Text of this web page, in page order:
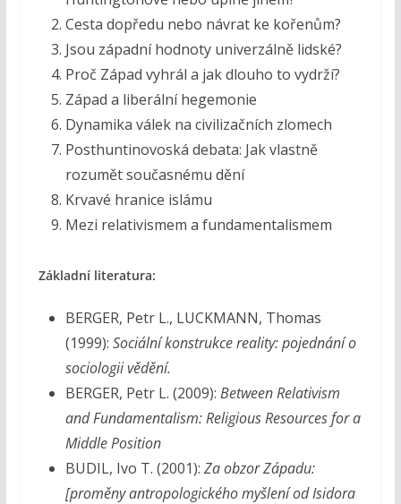
Cesta dopředu nebo návrat ke kořenům?
Jsou západní hodnoty univerzálně lidské?
Proč Západ vyhrál a jak dlouho to vydrží?
Západ a liberální hegemonie
Dynamika válek na civilizačních zlomech
Posthuntinovoská debata: Jak vlastně
rozumět současnému dění
Krvavé hranice islámu
Mezi relativismem a fundamentalismem
Základní literatura:
BERGER, Petr L., LUCKMANN, Thomas
(1999): Sociální konstrukce reality: pojednání o
sociologii vědění.
BERGER, Petr L. (2009): Between Relativism
and Fundamentalism: Religious Resources for a
Middle Position
BUDIL, Ivo T. (2001): Za obzor Západu:
[proměny antropologického myšlení od Isidora